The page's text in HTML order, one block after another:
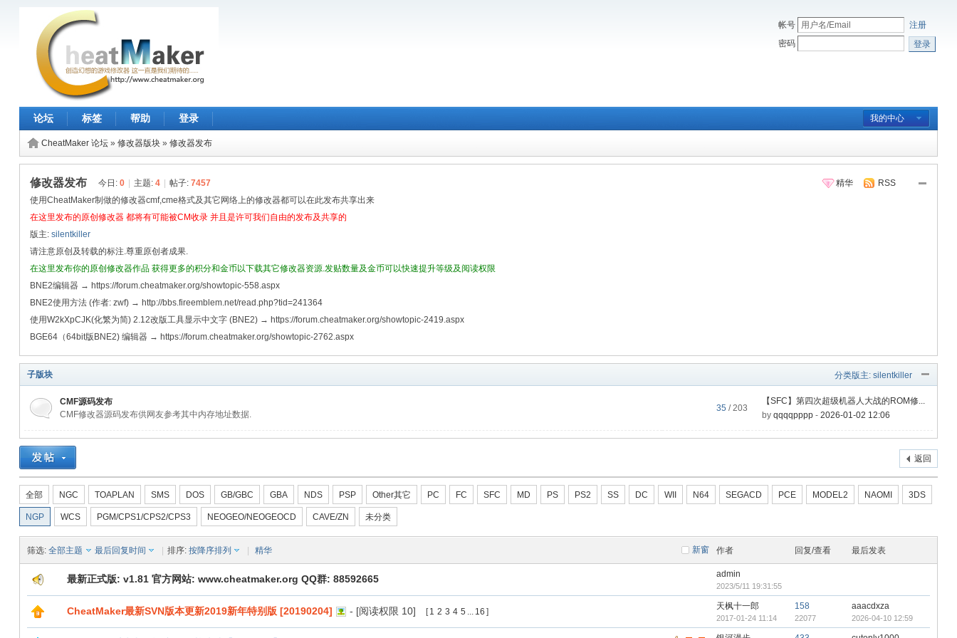
帐号
注册
密码
登录
我的中心
论坛 标签 帮助 登录
CheatMaker 论坛» 修改器版块» 修改器发布
精华 RSS
修改器发布 今日: 0 主题: 4 帖子: 7457
使用CheatMaker制做的修改器cmf,cme格式及其它网络上的修改器都可以在此发布共享出来
在这里发布的原创修改器 都将有可能被CM收录 并且是许可我们自由的发布及共享的
版主: silentkiller
请注意原创及转载的标注.尊重原创者成果.
在这里发布你的原创修改器作品 获得更多的积分和金币以下载其它修改器资源.发贴数量及金币可以快速提升等级及阅读权限
BNE2编辑器 → https://forum.cheatmaker.org/showtopic-558.aspx
BNE2使用方法 (作者: zwf) → http://bbs.fireemblem.net/read.php?tid=241364
使用W2kXpCJK(化繁为简) 2.12改版工具显示中文字 (BNE2) → https://forum.cheatmaker.org/showtopic-2419.aspx
BGE64（64bit版BNE2) 编辑器 → https://forum.cheatmaker.org/showtopic-2762.aspx
分类版主:silentkiller
子版块
CMF源码发布
CMF修改器源码发布供网友参考其中内存地址数据.
35 / 203
【SFC】第四次超级机器人大战的ROM修...
by qqqqpppp- 2026-01-02 12:06
返回
全部 NGC TOAPLAN SMS DOS GB/GBC GBA NDS PSP Other其它 PC FC SFC MD PS PS2 SS DC WII N64 SEGACD PCE MODEL2 NAOMI 3DS
NGP WCS PGM/CPS1/CPS2/CPS3 NEOGEO/NEOGEOCD CAVE/ZN 未分类
新窗
筛选: 全部主题 最后回复时间 排序: 按降序排列 精华 作者 回复/查看 最后发表
最新正式版: v1.81 官方网站: www.cheatmaker.org QQ群: 88592665 admin
2023/5/11 19:31:55
CheatMaker最新SVN版本更新2019新年特别版 [20190204] - [阅读权限 10] [ 1 2 3 4 5 ... 16 ]
天枫十一郎
2017-01-24 11:14
158
22077
aaacdxza
2026-04-10 12:59